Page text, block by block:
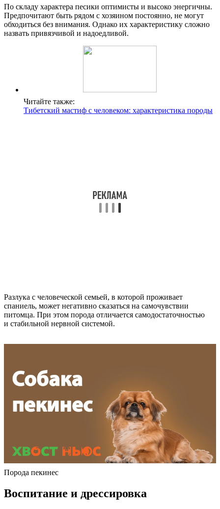
По складу характера песики оптимисты и высоко энергичны.
Предпочитают быть рядом с хозяином постоянно, не могут
обходиться без внимания. Однако их характеристику сложно
назвать привязчивой и надоедливой.
Читайте также:
Тибетский мастиф с человеком: характеристика породы
Разлука с человеческой семьей, в которой проживает
спаниель, может негативно сказаться на самочувствии
питомца. При этом порода отличается самодостаточностью
и стабильной нервной системой.
Порода пекинес
Воспитание и дрессировка